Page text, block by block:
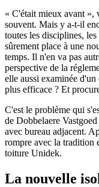
« C'était mieux avant »,
souvent. Mais y a-t-il
toutes les disciplines,
sûrement place à une
temps. Il n'en va pas
perspective de la
elle aussi examinée
plus efficace ? Et
C'est le problème qui
de Dobbelaere
avec bureau adjacent.
rompre avec la tradition
toiture Unidek.
La nouvelle